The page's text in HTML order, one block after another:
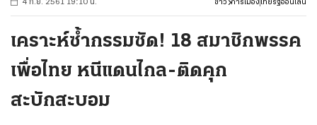
4 ก.ย. 2561 19:10 น. ข่าว การเมือง ไทยรัฐออนไลน์
เคราะห์ซ้ำกรรมซัด! 18 สมาชิกพรรค
เพื่อไทย หนีแดนไกล-ติดคุก
สะบักสะบอม